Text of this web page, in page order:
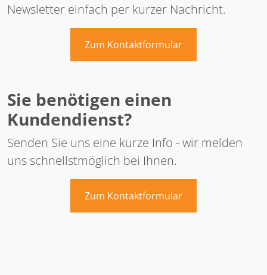
Newsletter einfach per kurzer Nachricht.
Zum Kontaktformular
Sie benötigen einen
Kundendienst?
Senden Sie uns eine kurze Info - wir melden
uns schnellstmöglich bei Ihnen.
Zum Kontaktformular